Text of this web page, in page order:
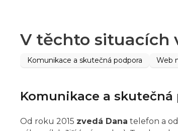
V těchto situacích
Komunikace a skutečná podpora Web
Komunikace a skutečná
Od roku 2015 zvedá Dana telefon a